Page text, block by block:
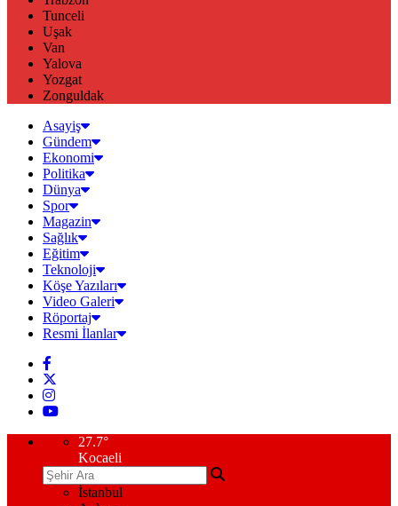
Tunceli
Uşak
Van
Yalova
Yozgat
Zonguldak
Asayiş
Gündem
Ekonomi
Politika
Dünya
Spor
Magazin
Sağlık
Eğitim
Teknoloji
Köşe Yazıları
Video Galeri
Röportaj
Resmi İlanlar
27.7°
Kocaeli
İstanbul